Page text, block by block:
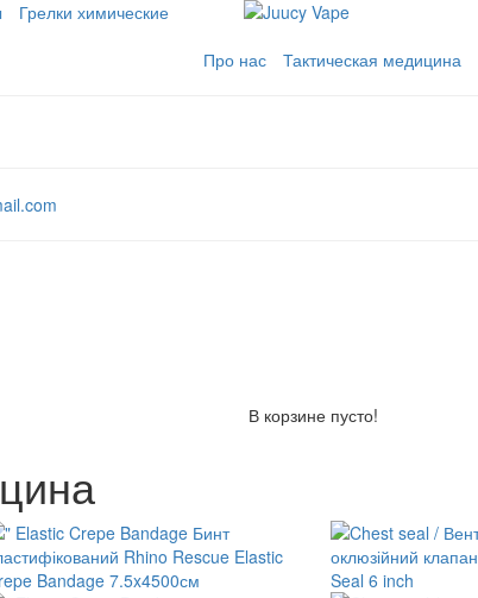
Грелки химические
Про нас
Тактическая медицина
В корзине пусто!